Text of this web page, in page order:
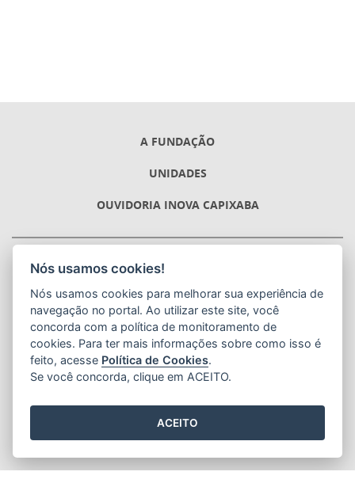
A FUNDAÇÃO
UNIDADES
OUVIDORIA INOVA CAPIXABA
FUNDAÇÃO ESTADUAL DE INOVAÇÃO EM SAÚDE
(INOVA CAPIXABA)
Avenida Hugo Musso, 1100, Edifício Estilo Center, 3ª Andar. -
Praia da Costa
CEP: 29101-284 - Vila Velha / ES
Tel.: (27) 3636-3500
E-mail:inovacapixaba@inovacapixaba.es.gov.br
CNPJ:36.901.264/0001-63
Nós usamos cookies!
Nós usamos cookies para melhorar sua experiência de
navegação no portal. Ao utilizar este site, você
concorda com a política de monitoramento de
cookies. Para ter mais informações sobre como isso é
feito, acesse Política de Cookies.
Se você concorda, clique em ACEITO.
ACEITO